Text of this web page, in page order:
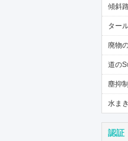
傾斜
ター
廃物
道の
塵抑
水ま
認証